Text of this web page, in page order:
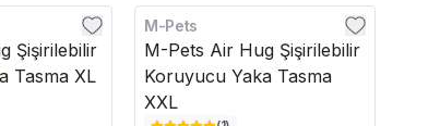
Şişirilebilir
Tasma XL
M-Pets
M-Pets Air Hug Şişirilebilir
Koruyucu Yaka Tasma
XXL